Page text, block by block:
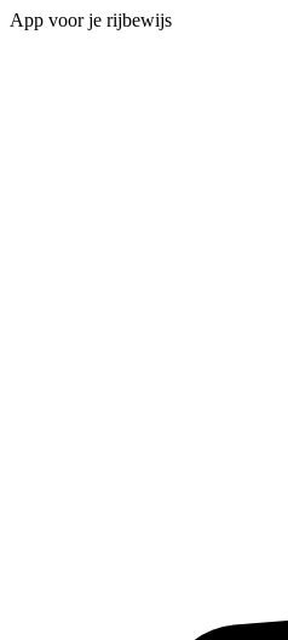
App voor je rijbewijs